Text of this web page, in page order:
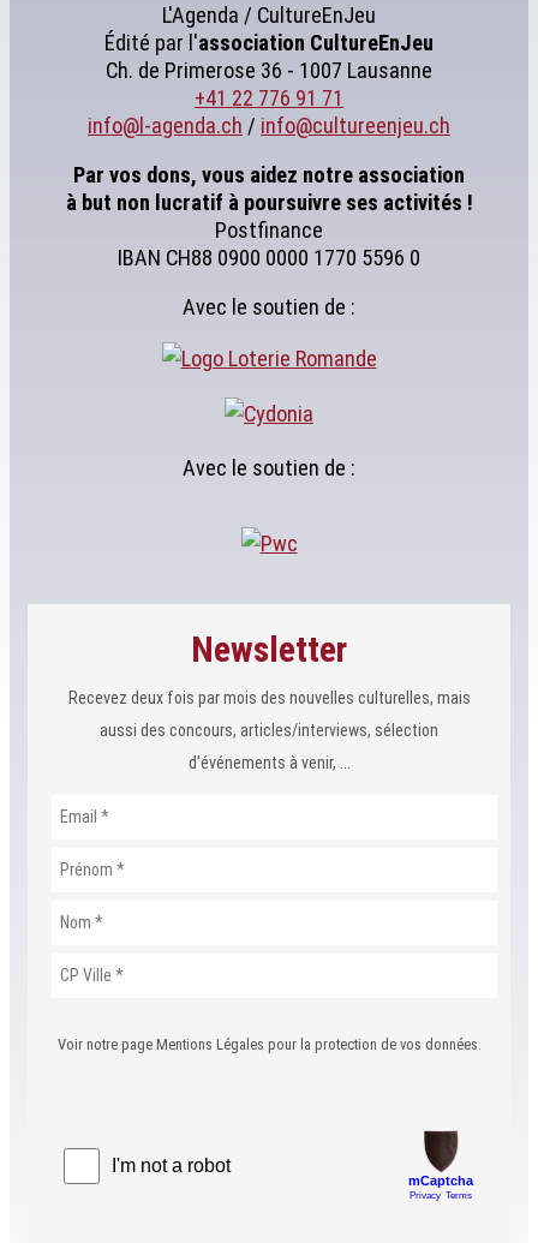
L'Agenda / CultureEnJeu
Édité par l'association CultureEnJeu
Ch. de Primerose 36 - 1007 Lausanne
+41 22 776 91 71
info@l-agenda.ch / info@cultureenjeu.ch
Par vos dons, vous aidez notre association
à but non lucratif à poursuivre ses activités !
Postfinance
IBAN CH88 0900 0000 1770 5596 0
Avec le soutien de :
Avec le soutien de :
Newsletter
Recevez deux fois par mois des nouvelles culturelles, mais
aussi des concours, articles/interviews, sélection
d'événements à venir, ...
Voir notre page Mentions Légales pour la protection de vos données.